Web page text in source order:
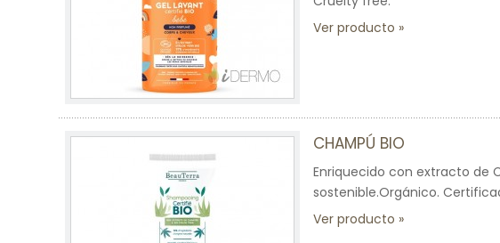
Ver producto
CHAMPÚ BIO
Enriquecido con extracto de
sostenible.Orgánico.
Ver producto